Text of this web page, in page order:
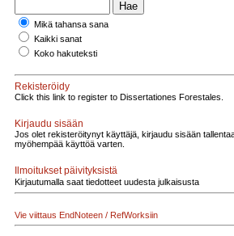
Mikä tahansa sana
Kaikki sanat
Koko hakuteksti
Rekisteröidy
Click this link to register to Dissertationes Forestales.
Kirjaudu sisään
Jos olet rekisteröitynyt käyttäjä, kirjaudu sisään
myöhempää käyttöä varten.
Ilmoitukset päivityksistä
Kirjautumalla saat tiedotteet uudesta julkaisusta
Vie viittaus EndNoteen / RefWorksiin